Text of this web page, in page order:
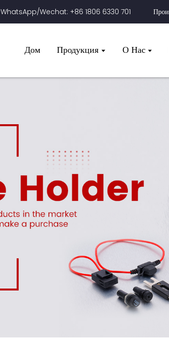
WhatsApp/Wechat: +86 1806 6330 701
Дом Продукция О Нас